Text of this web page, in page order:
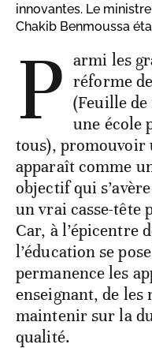
innovantes. Le
Chakib Benmoussa
P armi les
réforme
(Feuille
une école
tous), promouvoir
apparaît comme
objectif qui
un vrai casse-tête
Car, à l’épicentre
l’éducation se
permanence les
enseignant, de les
maintenir sur la
qualité.